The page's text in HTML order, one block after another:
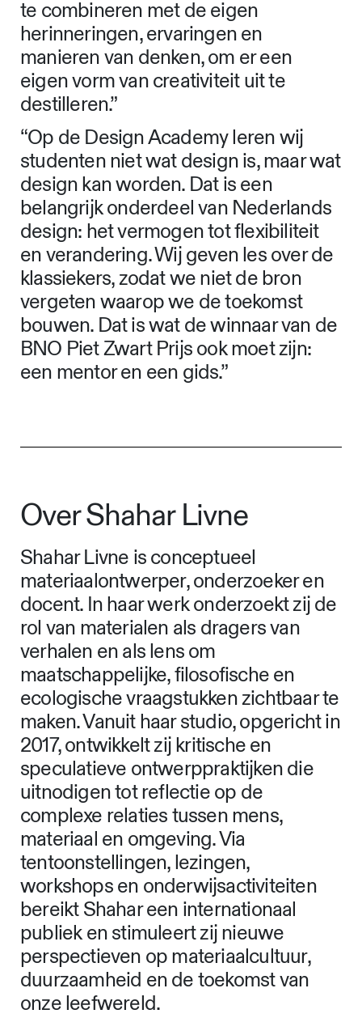
te combineren met de eigen
herinneringen, ervaringen en
manieren van denken, om er een
eigen vorm van creativiteit uit te
destilleren.”
“Op de Design Academy leren wij
studenten niet wat design is, maar wat
design kan worden. Dat is een
belangrijk onderdeel van Nederlands
design: het vermogen tot flexibiliteit
en verandering. Wij geven les over de
klassiekers, zodat we niet de bron
vergeten waarop we de toekomst
bouwen. Dat is wat de winnaar van de
BNO Piet Zwart Prijs ook moet zijn:
een mentor en een gids.”
Over Shahar Livne
Shahar Livne is conceptueel
materiaalontwerper, onderzoeker en
docent. In haar werk onderzoekt zij de
rol van materialen als dragers van
verhalen en als lens om
maatschappelijke, filosofische en
ecologische vraagstukken zichtbaar te
maken. Vanuit haar studio, opgericht in
2017, ontwikkelt zij kritische en
speculatieve ontwerppraktijken die
uitnodigen tot reflectie op de
complexe relaties tussen mens,
materiaal en omgeving. Via
tentoonstellingen, lezingen,
workshops en onderwijsactiviteiten
bereikt Shahar een internationaal
publiek en stimuleert zij nieuwe
perspectieven op materiaalcultuur,
duurzaamheid en de toekomst van
onze leefwereld.